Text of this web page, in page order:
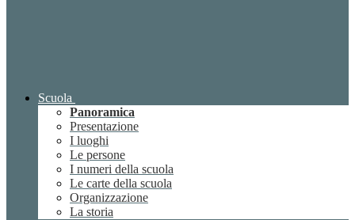
Scuola
Panoramica
Presentazione
I luoghi
Le persone
I numeri della scuola
Le carte della scuola
Organizzazione
La storia